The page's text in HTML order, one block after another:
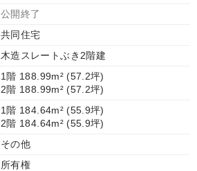
公開終了
共同住宅
木造スレートぶき2階建
1階 188.99m² (57.2坪)
2階 188.99m² (57.2坪)
1階 184.64m² (55.9坪)
2階 184.64m² (55.9坪)
その他
所有権